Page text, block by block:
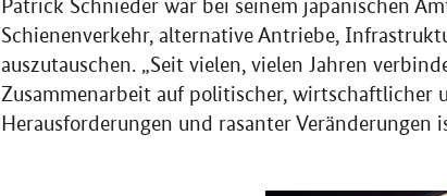
Patrick Schnieder war bei seinem japanischen
Schienenverkehr, alternative Antriebe,
auszutauschen. „Seit vielen, vielen Jahren
Zusammenarbeit auf politischer, wirtschaftlicher
Herausforderungen und rasanter Veränderungen